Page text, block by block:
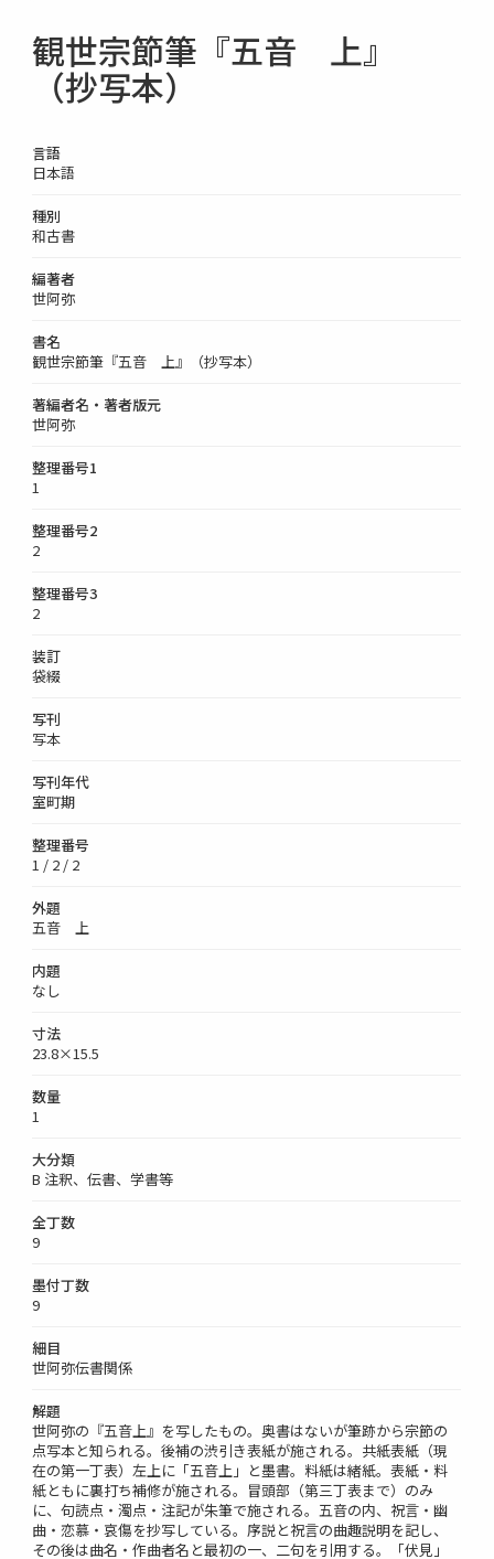
観世宗節筆『五音 上』
（抄写本）
言語
日本語
種別
和古書
編著者
世阿弥
書名
観世宗節筆『五音 上』（抄写本）
著編者名・著者版元
世阿弥
整理番号1
1
整理番号2
2
整理番号3
2
装訂
袋綴
写刊
写本
写刊年代
室町期
整理番号
1 / 2 / 2
外題
五音 上
内題
なし
寸法
23.8×15.5
数量
1
大分類
B 注釈、伝書、学書等
全丁数
9
墨付丁数
9
細目
世阿弥伝書関係
解題
世阿弥の『五音上』を写したもの。奥書はないが筆跡から宗節の
点写本と知られる。後補の渋引き表紙が施される。共紙表紙（現
在の第一丁表）左上に「五音上」と墨書。料紙は緒紙。表紙・料
紙ともに裏打ち補修が施される。冒頭部（第三丁表まで）のみ
に、句読点・濁点・注記が朱筆で施される。五音の内、祝言・幽
曲・恋慕・哀傷を抄写している。序説と祝言の曲趣説明を記し、
その後は曲名・作曲者名と最初の一、二句を引用する。「伏見」